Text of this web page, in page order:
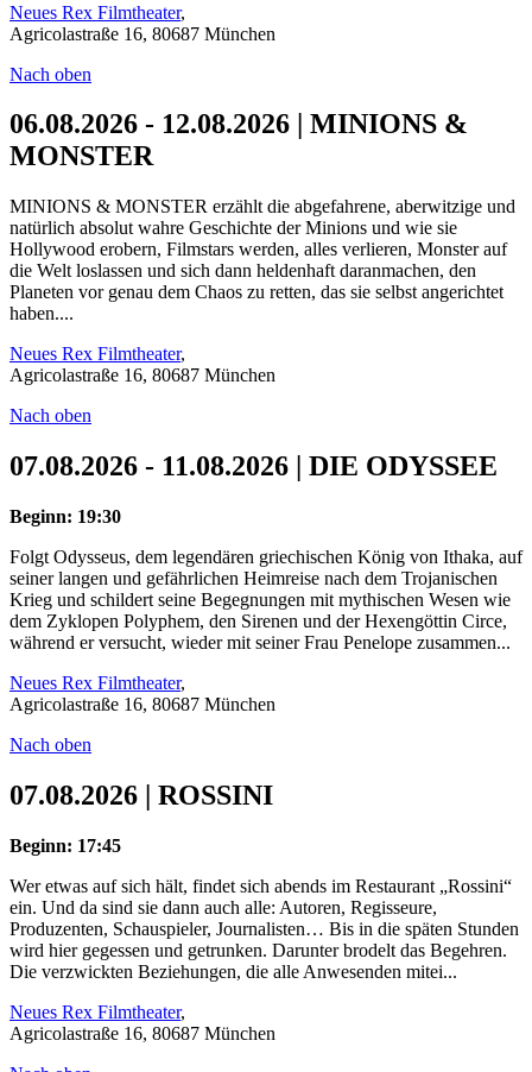
Neues Rex Filmtheater,
Agricolastraße 16, 80687 München
Nach oben
06.08.2026 - 12.08.2026 | MINIONS &
MONSTER
MINIONS & MONSTER erzählt die abgefahrene, aberwitzige und
natürlich absolut wahre Geschichte der Minions und wie sie
Hollywood erobern, Filmstars werden, alles verlieren, Monster auf
die Welt loslassen und sich dann heldenhaft daranmachen, den
Planeten vor genau dem Chaos zu retten, das sie selbst angerichtet
haben....
Neues Rex Filmtheater,
Agricolastraße 16, 80687 München
Nach oben
07.08.2026 - 11.08.2026 | DIE ODYSSEE
Beginn: 19:30
Folgt Odysseus, dem legendären griechischen König von Ithaka, auf
seiner langen und gefährlichen Heimreise nach dem Trojanischen
Krieg und schildert seine Begegnungen mit mythischen Wesen wie
dem Zyklopen Polyphem, den Sirenen und der Hexengöttin Circe,
während er versucht, wieder mit seiner Frau Penelope zusammen...
Neues Rex Filmtheater,
Agricolastraße 16, 80687 München
Nach oben
07.08.2026 | ROSSINI
Beginn: 17:45
Wer etwas auf sich hält, findet sich abends im Restaurant „Rossini“
ein. Und da sind sie dann auch alle: Autoren, Regisseure,
Produzenten, Schauspieler, Journalisten… Bis in die späten Stunden
wird hier gegessen und getrunken. Darunter brodelt das Begehren.
Die verzwickten Beziehungen, die alle Anwesenden mitei...
Neues Rex Filmtheater,
Agricolastraße 16, 80687 München